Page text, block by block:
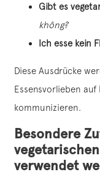
Gibt es
không?
Ich esse kein
Diese Ausdrücke
Essensvorlieben
kommunizieren.
Besondere
verwendet